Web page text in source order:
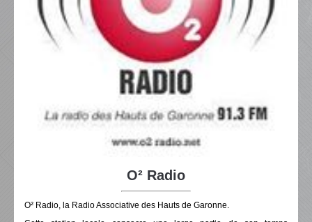
O² Radio
O² Radio, la Radio Associative des Hauts de Garonne.